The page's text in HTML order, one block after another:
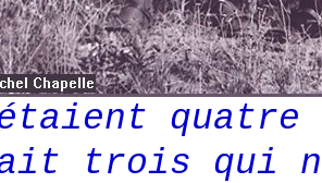
trois qui